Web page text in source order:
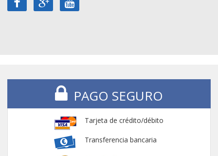
PAGO SEGURO
Tarjeta de crédito/débito
Transferencia bancaria